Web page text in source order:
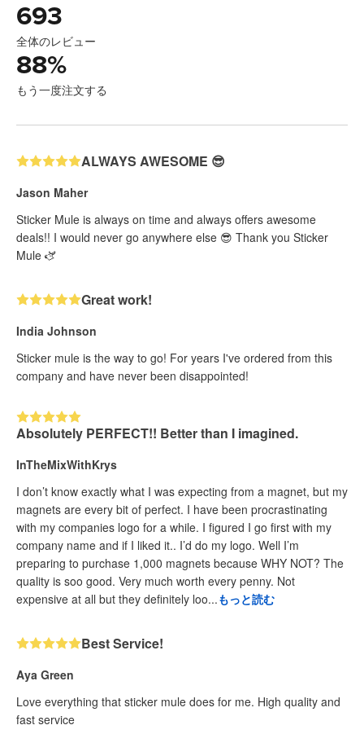
693
全体のレビュー
88%
もう一度注文する
ALWAYS AWESOME 😎
Jason Maher
Sticker Mule is always on time and always offers awesome
deals!! I would never go anywhere else 😎 Thank you Sticker
Mule 🫏
Great work!
India Johnson
Sticker mule is the way to go! For years I've ordered from this
company and have never been disappointed!
Absolutely PERFECT!! Better than I imagined.
InTheMixWithKrys
I don’t know exactly what I was expecting from a magnet, but my
magnets are every bit of perfect. I have been procrastinating
with my companies logo for a while. I figured I go first with my
company name and if I liked it.. I’d do my logo. Well I’m
preparing to purchase 1,000 magnets because WHY NOT? The
quality is soo good. Very much worth every penny. Not
expensive at all but they definitely loo...もっと読む
Best Service!
Aya Green
Love everything that sticker mule does for me. High quality and
fast service